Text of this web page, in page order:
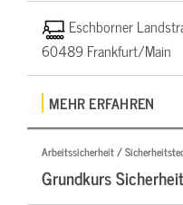
Eschborner
60489 Frankfurt/Main
MEHR ERFAHREN
Arbeitssicherheit /
Grundkurs